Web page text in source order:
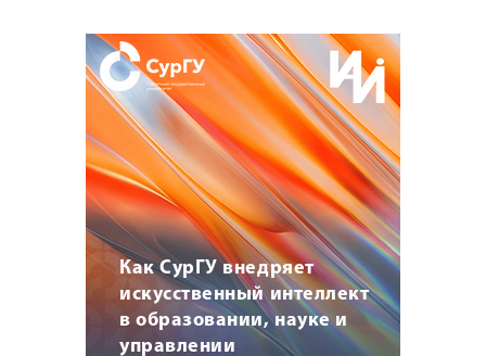
Как СурГУ внедряет
искусственный интеллект
в образовании, науке и
управлении